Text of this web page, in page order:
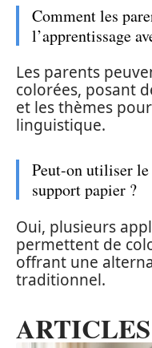
Comment les
l’apprentissage
Les parents
colorées, posant
et les thèmes
linguistique.
Peut-on utiliser le
support papier ?
Oui, plusieurs
permettent de
offrant une
traditionnel.